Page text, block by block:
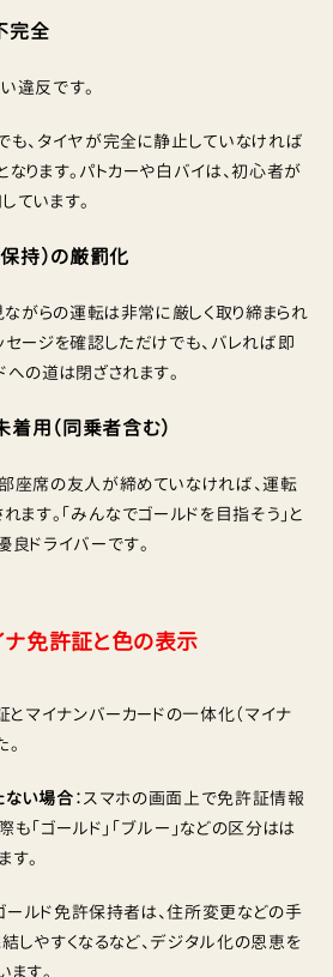
完全
違反です。
も、タイヤが完全に静止していなければ
ります。パトカーや白バイは、初心者が
ています。
持）の厳罰化
がらの運転は非常に厳しく取り締まられ
セージを確認しただけでも、バレれば即
の道は閉ざされます。
着用（同乗者含む）
座席の友人が締めていなければ、運転
ます。「みんなでゴールドを目指そう」と
良ドライバーです。
ナ免許証と色の表示
マイナンバーカードの一体化（マイナ
ない場合：スマホの画面上で免許証情報
も「ゴールド」「ブルー」などの区分はは
す。
ールド免許保持者は、住所変更などの手
しやすくなるなど、デジタル化の恩恵を
ます。